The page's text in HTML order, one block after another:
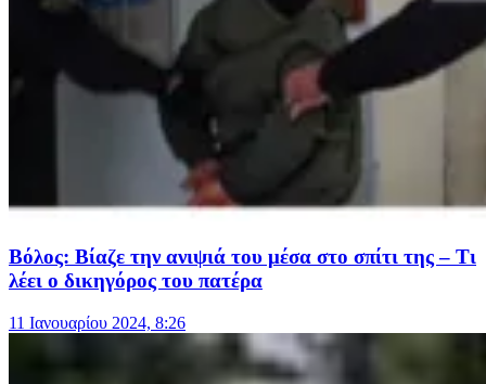
Βόλος: Βίαζε την ανιψιά του μέσα στο σπίτι της – Τι
λέει ο δικηγόρος του πατέρα
11 Ιανουαρίου 2024, 8:26